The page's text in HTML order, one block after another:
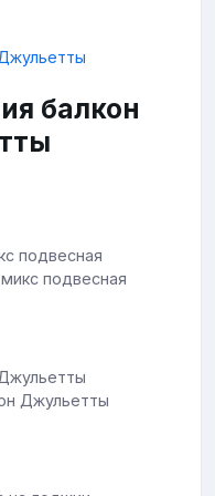
балкон
подвесная
Джульетты